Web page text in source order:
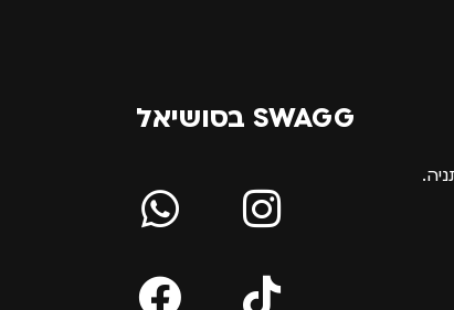
SWAGG בסושיאל